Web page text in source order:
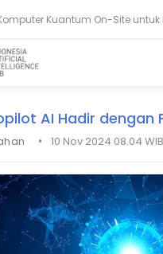
Kuantum On-Site untuk
Sovereign AI untuk Perkuat
AI Hadir dengan
• 10 Nov 2024 08.04 WIB